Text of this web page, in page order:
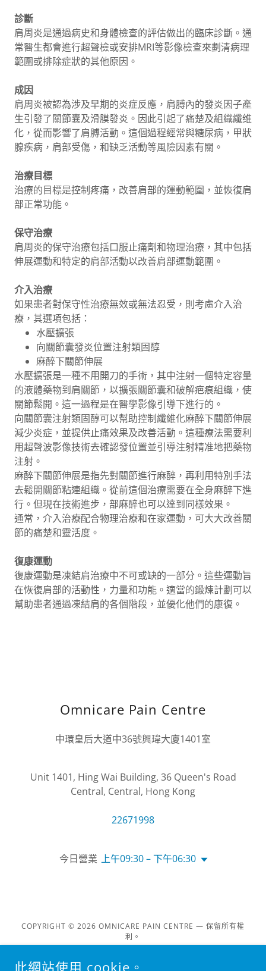
診斷
肩周炎是通過病史和身體檢查的評估做出的臨床診斷。通
常醫生都會進行超聲檢或安排MRI等影像檢查來劃清病理
範圍或排除症狀的其他原因。
成因
肩周炎被認為涉及早期的炎症反應，肩膊內的發炎因子產
生引發了關節囊及滑膜發炎。因此引起了痛楚及組織纖维
化，從而影響了肩膊活動。這個過程經常與糖尿病，甲狀
腺疾病，肩部受傷，和缺乏活動等風險因素有關。
治療目標
治療的目標是控制疼痛，改善肩部的運動範圍，並恢復肩
部正常功能。
保守治療
肩周炎的保守治療包括口服止痛劑和物理治療，其中包括
伸展運動和特定的肩部活動以改善肩部運動範圍。
介入治療
如果患者對保守性治療無效或無法忍受，則考慮介入治
療，其選項包括：
水壓擴張
向關節囊發炎位置注射類固醇
麻醉下關節伸展
水壓擴張是一種不用開刀的手術，其中注射一個特定容量
的液體藥物到肩關節，以擴張關節囊和破解疤痕組織，使
關節鬆開。這一過程是在醫學影像引導下進行的。
向關節囊注射類固醇可以幫助控制纖維化麻醉下關節伸展
減少炎症，並提供止痛效果及改善活動。這種療法需要利
用超聲波影像技術去確認發位置並引導注射精准地把藥物
注射。
麻醉下關節伸展是指先對關節進行麻醉，再利用特別手法
去鬆開關節粘連組織。從前這個治療需要在全身麻醉下進
行。但現在技術進步，部麻醉也可以達到同樣效果。
通常，介入治療配合物理治療和在家運動，可大大改善關
節的痛楚和靈活度。
復康運動
復康運動是凍結肩治療中不可或缺的一部分。這些運動旨
在恢復肩部的活動性，力量和功能。適當的鍛煉計劃可以
幫助患者通過凍結肩的各個階段，並優化他們的康復。
Omnicare Pain Centre
中環皇后大道中36號興瑋大廈1401室
Unit 1401, Hing Wai Building, 36 Queen's Road
Central, Central, Hong Kong
22671998
今日營業 上午09:30 – 下午06:30
COPYRIGHT © 2026 OMNICARE PAIN CENTRE — 保留所有權
利。
提供者：
此網站使用 cookie。